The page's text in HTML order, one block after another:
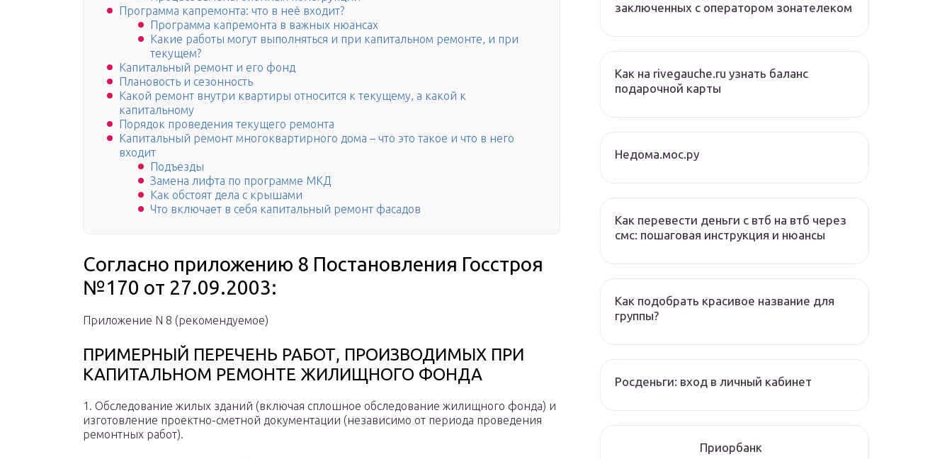
Программа капремонта: что в неё входит?
Программа капремонта в важных нюансах
Какие работы могут выполняться и при капитальном ремонте, и при
текущем?
Капитальный ремонт и его фонд
Плановость и сезонность
Какой ремонт внутри квартиры относится к текущему, а какой к
капитальному
Порядок проведения текущего ремонта
Капитальный ремонт многоквартирного дома – что это такое и что в него
входит
Подъезды
Замена лифта по программе МКД
Как обстоят дела с крышами
Что включает в себя капитальный ремонт фасадов
Согласно приложению 8 Постановления Госстроя
№170 от 27.09.2003:
Приложение N 8 (рекомендуемое)
ПРИМЕРНЫЙ ПЕРЕЧЕНЬ РАБОТ, ПРОИЗВОДИМЫХ ПРИ
КАПИТАЛЬНОМ РЕМОНТЕ ЖИЛИЩНОГО ФОНДА
1. Обследование жилых зданий (включая сплошное обследование жилищного фонда) и
изготовление проектно-сметной документации (независимо от периода проведения
ремонтных работ).
заключенных с оператором зонателеком
Как на rivegauche.ru узнать баланс
подарочной карты
Недома.мос.ру
Как перевести деньги с втб на втб через
смс: пошаговая инструкция и нюансы
Как подобрать красивое название для
группы?
Росденьги: вход в личный кабинет
Приорбанк